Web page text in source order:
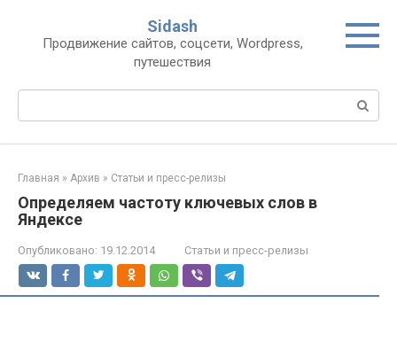
контенту
Sidash
Продвижение сайтов, соцсети, Wordpress,
путешествия
Главная » Архив » Статьи и пресс-релизы
Определяем частоту ключевых слов в
Яндексе
Опубликовано: 19.12.2014 Статьи и пресс-релизы